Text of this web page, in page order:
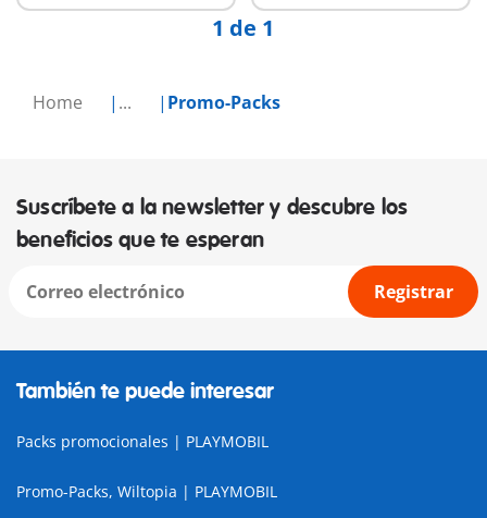
Home ... Promo-Packs
1 de 1
Suscríbete a la newsletter y descubre los
beneficios que te esperan
Registrar
También te puede interesar
Packs promocionales | PLAYMOBIL
Promo-Packs, Wiltopia | PLAYMOBIL